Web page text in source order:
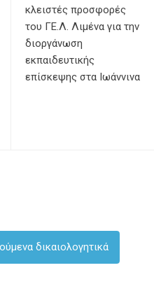
κλειστές προσφορές
του ΓΕ.Λ. Λιμένα για την
διοργάνωση
εκπαιδευτικής
επίσκεψης στα Ιωάννινα
δικαιολογητικά